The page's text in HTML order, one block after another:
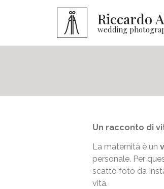
Riccardo
wedding
Un racconto di
La maternità è un
personale. Per
scatto foto da
vita.